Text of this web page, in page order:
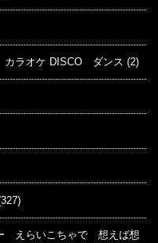
カラオケ DISCO ダンス (2)
えらいこちゃで 想えば想